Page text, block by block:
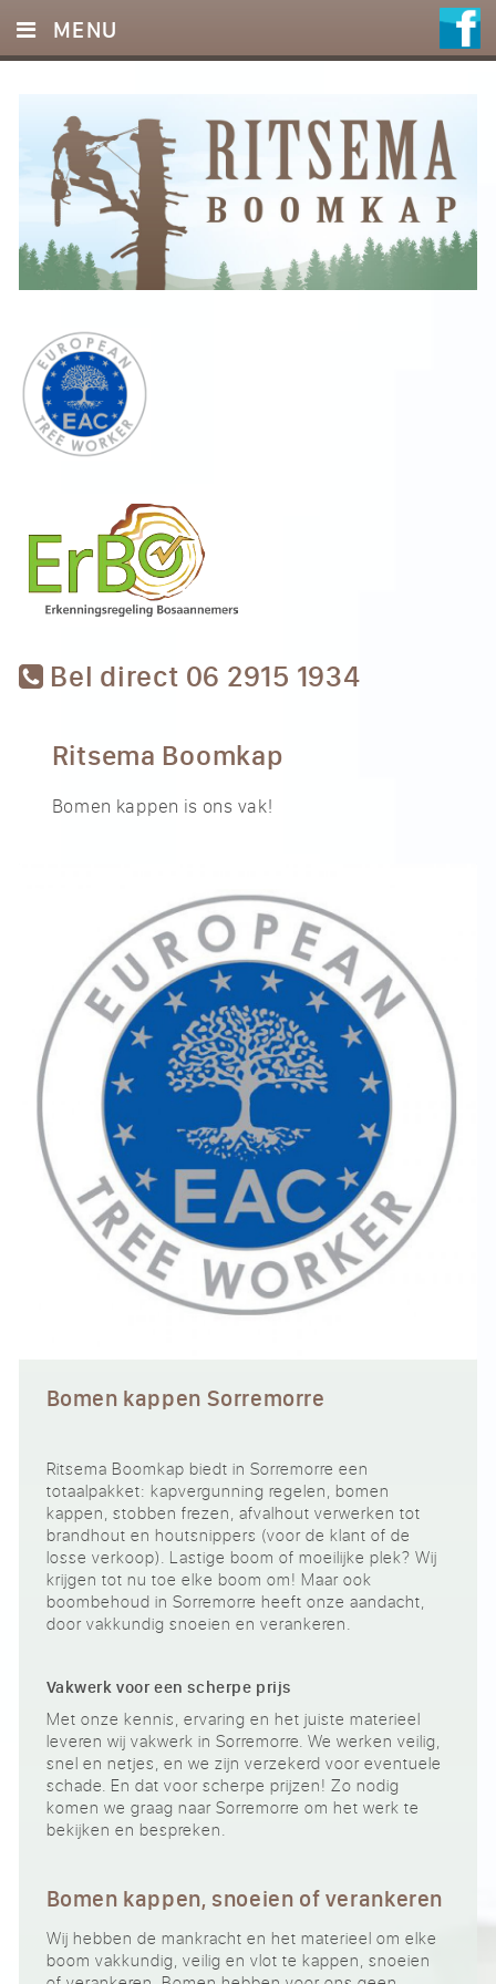
Bel direct 06 2915 1934
MENU
DIENSTEN
FOTO’S
REFERENTIES
OFFERTE
CONTACT
Ritsema Boomkap
Bomen kappen is ons vak!
Bomen kappen Sorremorre
Ritsema Boomkap biedt in Sorremorre een
totaalpakket: kapvergunning regelen, bomen
kappen, stobben frezen, afvalhout verwerken tot
brandhout en houtsnippers (voor de klant of de
losse verkoop). Lastige boom of moeilijke plek? Wij
krijgen tot nu toe elke boom om! Maar ook
boombehoud in Sorremorre heeft onze aandacht,
door vakkundig snoeien en verankeren.
Vakwerk voor een scherpe prijs
Met onze kennis, ervaring en het juiste materieel
leveren wij vakwerk in Sorremorre. We werken veilig,
snel en netjes, en we zijn verzekerd voor eventuele
schade. En dat voor scherpe prijzen! Zo nodig
komen we graag naar Sorremorre om het werk te
bekijken en bespreken.
Bomen kappen, snoeien of verankeren
Wij hebben de mankracht en het materieel om elke
boom vakkundig, veilig en vlot te kappen, snoeien